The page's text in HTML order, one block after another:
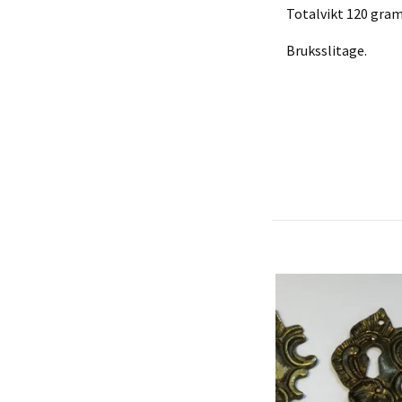
Totalvikt 120
Bruksslitage.